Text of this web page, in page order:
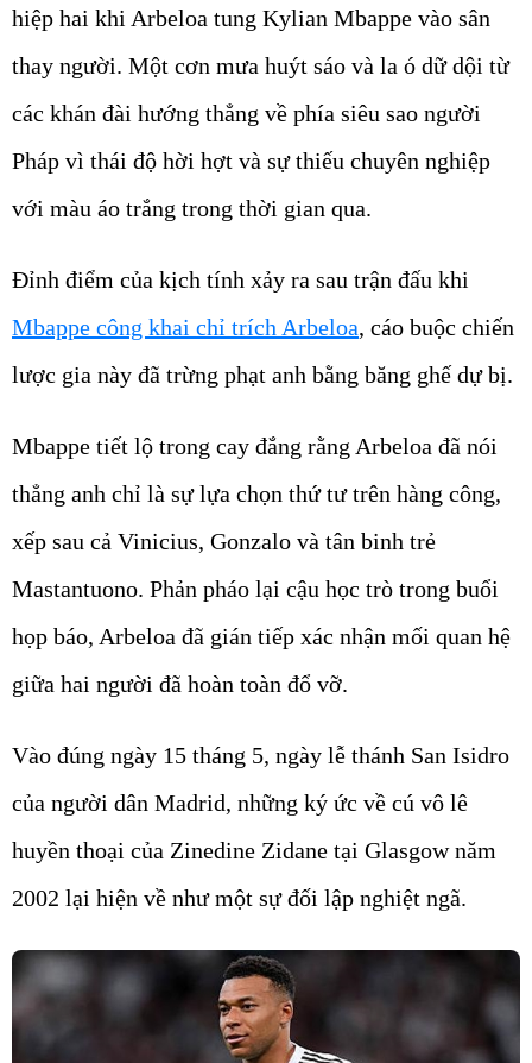
hiệp hai khi Arbeloa tung Kylian Mbappe vào sân
thay người. Một cơn mưa huýt sáo và la ó dữ dội từ
các khán đài hướng thẳng về phía siêu sao người
Pháp vì thái độ hời hợt và sự thiếu chuyên nghiệp
với màu áo trắng trong thời gian qua.
Đỉnh điểm của kịch tính xảy ra sau trận đấu khi
Mbappe công khai chỉ trích Arbeloa, cáo buộc chiến
lược gia này đã trừng phạt anh bằng băng ghế dự bị.
Mbappe tiết lộ trong cay đắng rằng Arbeloa đã nói
thẳng anh chỉ là sự lựa chọn thứ tư trên hàng công,
xếp sau cả Vinicius, Gonzalo và tân binh trẻ
Mastantuono. Phản pháo lại cậu học trò trong buổi
họp báo, Arbeloa đã gián tiếp xác nhận mối quan hệ
giữa hai người đã hoàn toàn đổ vỡ.
Vào đúng ngày 15 tháng 5, ngày lễ thánh San Isidro
của người dân Madrid, những ký ức về cú vô lê
huyền thoại của Zinedine Zidane tại Glasgow năm
2002 lại hiện về như một sự đối lập nghiệt ngã.